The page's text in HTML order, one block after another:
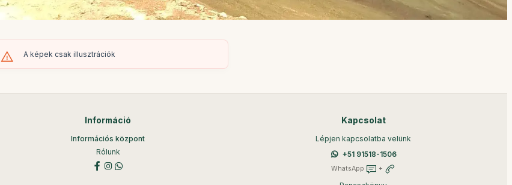
A képek csak illusztrációk
Információ
Információs központ
Rólunk
Kapcsolat
Lépjen kapcsolatba velünk
+51 91518-1506
WhatsApp +